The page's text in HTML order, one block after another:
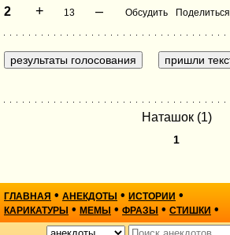
2 + 13 – Обсудить Поделиться
Наташок (1)
1
ГЛАВНАЯ • АНЕКДОТЫ • ИСТОРИИ •
КАРИКАТУРЫ • МЕМЫ • ФРАЗЫ • СТИШКИ •